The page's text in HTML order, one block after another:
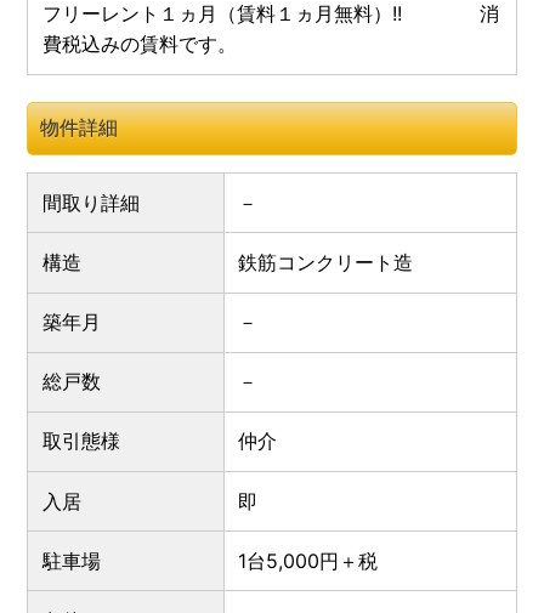
フリーレント１ヵ月（賃料１ヵ月無料）!! 消
費税込みの賃料です。
物件詳細
間取り詳細
構造 鉄筋コンクリート造
築年月
総戸数
取引態様 仲介
入居 即
駐車場 1台5,000円＋税